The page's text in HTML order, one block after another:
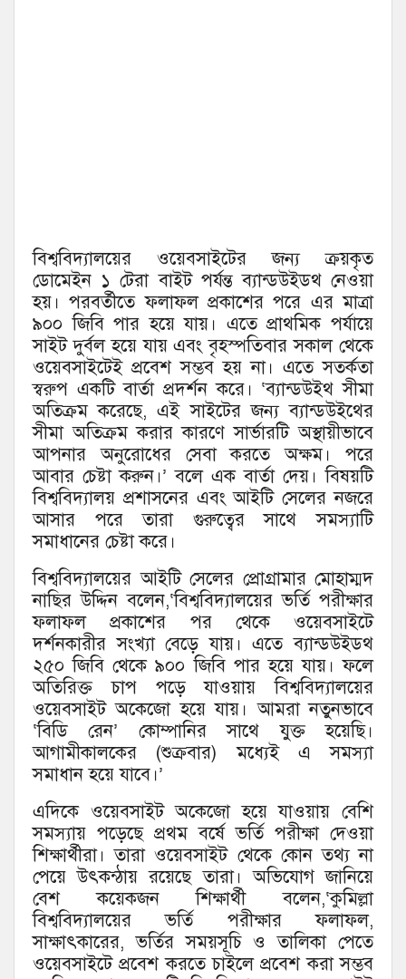
বিশ্ববিদ্যালয়ের ওয়েবসাইটের জন্য ক্রয়কৃত
ডোমেইন ১ টেরা বাইট পর্যন্ত ব্যান্ডউইডথ নেওয়া
হয়। পরবর্তীতে ফলাফল প্রকাশের পরে এর মাত্রা
৯০০ জিবি পার হয়ে যায়। এতে প্রাথমিক পর্যায়ে
সাইট দুর্বল হয়ে যায় এবং বৃহস্পতিবার সকাল থেকে
ওয়েবসাইটেই প্রবেশ সম্ভব হয় না। এতে সতর্কতা
স্বরুপ একটি বার্তা প্রদর্শন করে। ‘ব্যান্ডউইথ সীমা
অতিক্রম করেছে, এই সাইটের জন্য ব্যান্ডউইথের
সীমা অতিক্রম করার কারণে সার্ভারটি অস্থায়ীভাবে
আপনার অনুরোধের সেবা করতে অক্ষম। পরে
আবার চেষ্টা করুন।’ বলে এক বার্তা দেয়। বিষয়টি
বিশ্ববিদ্যালয় প্রশাসনের এবং আইটি সেলের নজরে
আসার পরে তারা গুরুত্বের সাথে সমস্যাটি
সমাধানের চেষ্টা করে।
বিশ্ববিদ্যালয়ের আইটি সেলের প্রোগ্রামার মোহাম্মদ
নাছির উদ্দিন বলেন,‘বিশ্ববিদ্যালয়ের ভর্তি পরীক্ষার
ফলাফল প্রকাশের পর থেকে ওয়েবসাইটে
দর্শনকারীর সংখ্যা বেড়ে যায়। এতে ব্যান্ডউইডথ
২৫০ জিবি থেকে ৯০০ জিবি পার হয়ে যায়। ফলে
অতিরিক্ত চাপ পড়ে যাওয়ায় বিশ্ববিদ্যালয়ের
ওয়েবসাইট অকেজো হয়ে যায়। আমরা নতুনভাবে
‘বিডি রেন’ কোম্পানির সাথে যুক্ত হয়েছি।
আগামীকালকের (শুক্রবার) মধ্যেই এ সমস্যা
সমাধান হয়ে যাবে।’
এদিকে ওয়েবসাইট অকেজো হয়ে যাওয়ায় বেশি
সমস্যায় পড়েছে প্রথম বর্ষে ভর্তি পরীক্ষা দেওয়া
শিক্ষার্থীরা। তারা ওয়েবসাইট থেকে কোন তথ্য না
পেয়ে উৎকন্ঠায় রয়েছে তারা। অভিযোগ জানিয়ে
বেশ কয়েকজন শিক্ষার্থী বলেন,‘কুমিল্লা
বিশ্ববিদ্যালয়ের ভর্তি পরীক্ষার ফলাফল,
সাক্ষাৎকারের, ভর্তির সময়সূচি ও তালিকা পেতে
ওয়েবসাইটে প্রবেশ করতে চাইলে প্রবেশ করা সম্ভব